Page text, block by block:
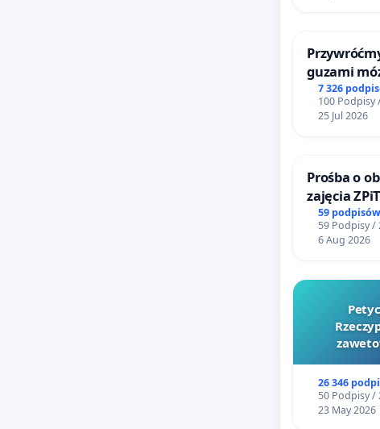
guzami
litymi do
Centrum
Katowicach
7 326
100 Podpisy
25 Jul 2026
Prośba o
zajęcia
59 podpisów
59 Podpisy /
6 Aug 2026
26 346
50 Podpisy /
23 May 2026